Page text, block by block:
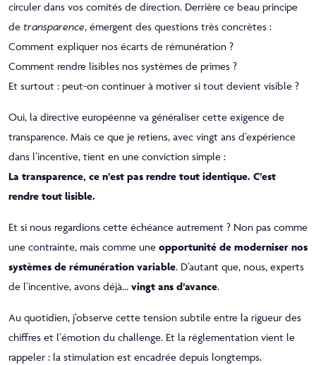
circuler dans vos comités de direction. Derrière ce beau principe
de transparence, émergent des questions très concrètes :
Comment expliquer nos écarts de rémunération ?
Comment rendre lisibles nos systèmes de primes ?
Et surtout : peut-on continuer à motiver si tout devient visible ?
Oui, la directive européenne va généraliser cette exigence de
transparence. Mais ce que je retiens, avec vingt ans d’expérience
dans l’incentive, tient en une conviction simple :
La transparence, ce n’est pas rendre tout identique. C’est
rendre tout lisible.
Et si nous regardions cette échéance autrement ? Non pas comme
une contrainte, mais comme une opportunité de moderniser nos
systèmes de rémunération variable. D’autant que, nous, experts
de l’incentive, avons déjà… vingt ans d’avance.
Au quotidien, j’observe cette tension subtile entre la rigueur des
chiffres et l’émotion du challenge. Et la réglementation vient le
rappeler : la stimulation est encadrée depuis longtemps.